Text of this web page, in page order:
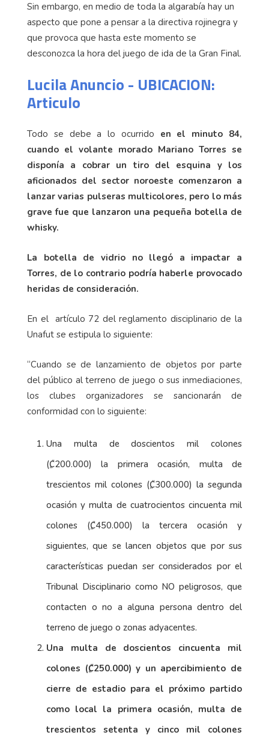
Sin embargo, en medio de toda la algarabía hay un
aspecto que pone a pensar a la directiva rojinegra y
que provoca que hasta este momento se
desconozca la hora del juego de ida de la Gran Final.
Lucila Anuncio - UBICACION:
Articulo
Todo se debe a lo ocurrido en el minuto 84,
cuando el volante morado Mariano Torres se
disponía a cobrar un tiro del esquina y los
aficionados del sector noroeste comenzaron a
lanzar varias pulseras multicolores, pero lo más
grave fue que lanzaron una pequeña botella de
whisky.
La botella de vidrio no llegó a impactar a
Torres, de lo contrario podría haberle provocado
heridas de consideración.
En el artículo 72 del reglamento disciplinario de la
Unafut se estipula lo siguiente:
“Cuando se de lanzamiento de objetos por parte
del público al terreno de juego o sus inmediaciones,
los clubes organizadores se sancionarán de
conformidad con lo siguiente:
Una multa de doscientos mil colones
(₡200.000) la primera ocasión, multa de
trescientos mil colones (₡300.000) la segunda
ocasión y multa de cuatrocientos cincuenta mil
colones (₡450.000) la tercera ocasión y
siguientes, que se lancen objetos que por sus
características puedan ser considerados por el
Tribunal Disciplinario como NO peligrosos, que
contacten o no a alguna persona dentro del
terreno de juego o zonas adyacentes.
Una multa de doscientos cincuenta mil
colones (₡250.000) y un apercibimiento de
cierre de estadio para el próximo partido
como local la primera ocasión, multa de
trescientos setenta y cinco mil colones